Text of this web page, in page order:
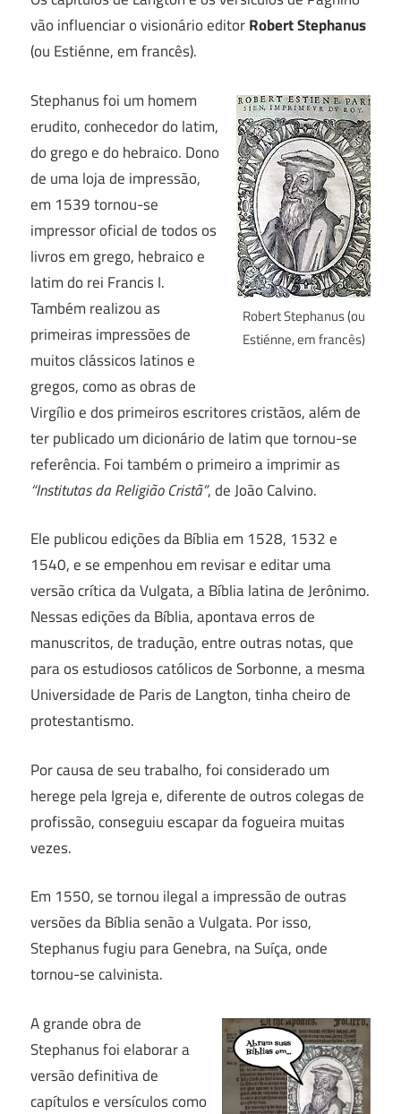
vão influenciar o visionário editorRobert Stephanus
(ou Estiénne, em francês).
Robert Stephanus (ou
Estiénne, em francês)
Stephanus foi um homem
erudito, conhecedor do latim,
do grego e do hebraico. Dono
de uma loja de impressão,
em 1539 tornou-se
impressor oficial de todos os
livros em grego, hebraico e
latim do rei Francis I.
Também realizou as
primeiras impressões de
muitos clássicos latinos e
gregos, como as obras de
Virgílio e dos primeiros escritores cristãos, além de
ter publicado um dicionário de latim que tornou-se
referência. Foi também o primeiro a imprimir as
“Institutas da Religião Cristã”, de João Calvino.
Ele publicou edições da Bíblia em 1528, 1532 e
1540, e se empenhou em revisar e editar uma
versão crítica da Vulgata, a Bíblia latina de Jerônimo.
Nessas edições da Bíblia, apontava erros de
manuscritos, de tradução, entre outras notas, que
para os estudiosos católicos de Sorbonne, a mesma
Universidade de Paris de Langton, tinha cheiro de
protestantismo.
Por causa de seu trabalho, foi considerado um
herege pela Igreja e, diferente de outros colegas de
profissão, conseguiu escapar da fogueira muitas
vezes.
Em 1550, se tornou ilegal a impressão de outras
versões da Bíblia senão a Vulgata. Por isso,
Stephanus fugiu para Genebra, na Suíça, onde
tornou-se calvinista.
A grande obra de
Stephanus foi elaborar a
versão definitiva de
capítulos e versículos como